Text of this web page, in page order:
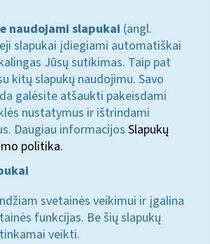
naudojami slapukai (angl.
slapukai įdiegiami automatiškai
Jūsų sutikimas. Taip pat
kitų slapukų naudojimu. Savo
galėsite atšaukti pakeisdami
nustatymus ir ištrindami
Daugiau informacijos Slapukų
politika.
svetainės veikimui ir įgalina
funkcijas. Be šių slapukų
veikti.